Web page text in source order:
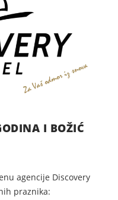
I BOŽIĆ
agencije Discovery
praznika: